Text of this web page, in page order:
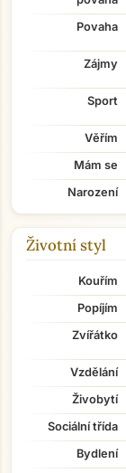
Povaha
Zájmy
Sport
Věřím
Mám se
Narození
Životní styl
Kouřím
Popíjím
Zvířátko
Vzdělání
Živobytí
Sociální třída
Bydlení